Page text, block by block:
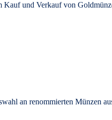
Kauf und Verkauf von
an renommierten Münzen